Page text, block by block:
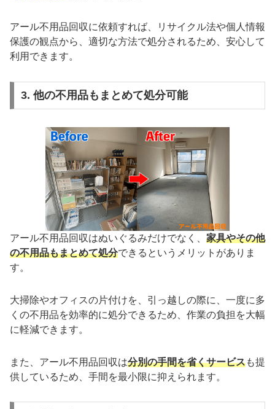
アール不用品回収に依頼すれば、リサイクル法や個人情報
保護の観点から、適切な方法で処分されるため、安心して
利用できます。
3. 他の不用品もまとめて処分可能
アール不用品回収はぬいぐるみだけでなく、 家具やその他
の不用品もまとめて処分できるというメリットがありま
す。
大掃除やオフィスの片付けを、引っ越しの際に、一度に多
くの不用品を効率的に処分できるため、作業の負担を大幅
に軽減できます。
また、アール不用品回収は分別の手間を省くサービスも提
供しているため、手間を最小限に抑えられます。